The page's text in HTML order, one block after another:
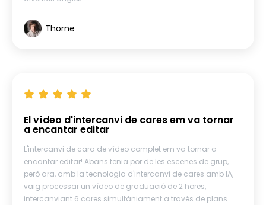
Thorne
El vídeo d'intercanvi de cares em va tornar
a encantar editar
L'intercanvi de cara de vídeo complet em va tornar a
encantar editar! Abans tenia por de les escenes de grup,
però ara, amb la tecnologia d'intercanvi de cares amb IA,
vaig processar un vídeo de graduació de 2 hores,
intercanviant 6 cares simultàniament a través de plans